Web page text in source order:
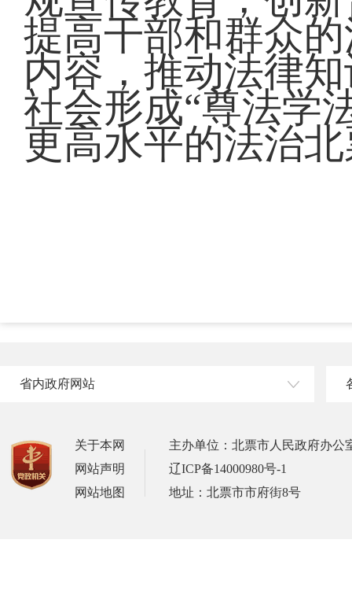
提高干部和群众
内容，推动法律
社会形成“尊法学
更高水平的法治
省内政府网站
关于本网
网站声明
网站地图
主办单位：北票市人民政府办公
辽ICP备14000980号-1
地址：北票市市府街8号